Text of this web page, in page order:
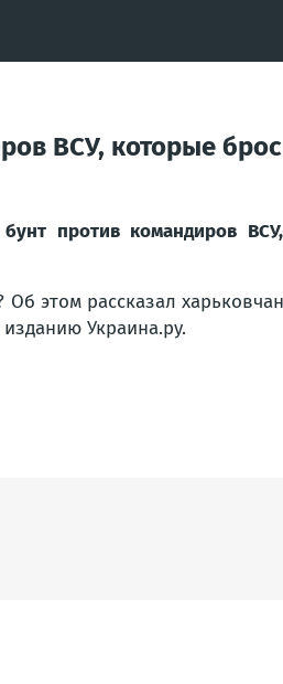
ВСУ, которые
против командиров
этом рассказал
Украина.ру.